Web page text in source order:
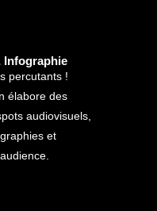
Infographie
percutants !
élabore des
audiovisuels,
et